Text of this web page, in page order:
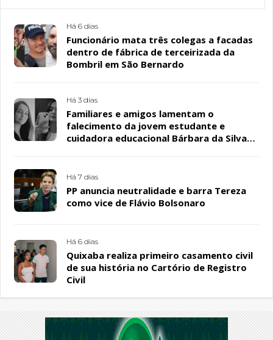
Há 6 dias
Funcionário mata três colegas a facadas
dentro de fábrica de terceirizada da
Bombril em São Bernardo
Há 3 dias
Familiares e amigos lamentam o
falecimento da jovem estudante e
cuidadora educacional Bárbara da Silva
Há 7 dias
PP anuncia neutralidade e barra Tereza
como vice de Flávio Bolsonaro
Há 6 dias
Quixaba realiza primeiro casamento civil
de sua história no Cartório de Registro
Civil